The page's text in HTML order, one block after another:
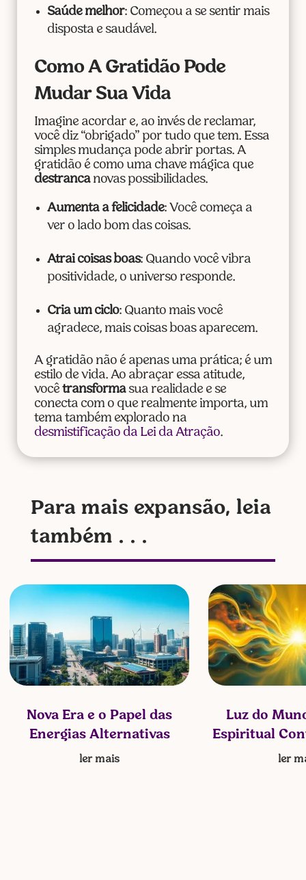
Saúde melhor: Começou a se sentir mais
disposta e saudável.
Como A Gratidão Pode
Mudar Sua Vida
Imagine acordar e, ao invés de reclamar,
você diz “obrigado” por tudo que tem. Essa
simples mudança pode abrir portas. A
gratidão é como uma chave mágica que
destrancanovas possibilidades.
Aumenta a felicidade: Você começa a
ver o lado bom das coisas.
Atrai coisas boas: Quando você vibra
positividade, o universo responde.
Cria um ciclo: Quanto mais você
agradece, mais coisas boas aparecem.
A gratidão não é apenas uma prática; é um
estilo de vida. Ao abraçar essa atitude,
você transformasua realidade e se
conecta com o que realmente importa, um
tema também explorado na
desmistificação da Lei da Atração.
Para mais expansão, leia
também . . .
Nova Era e o Papel das
Energias Alternativas
ler mais
Luz do
Espiritual
ler